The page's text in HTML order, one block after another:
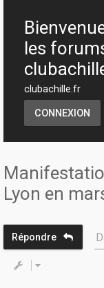
les
clubachille.fr
CONNEXION
Lyon en
Répondre